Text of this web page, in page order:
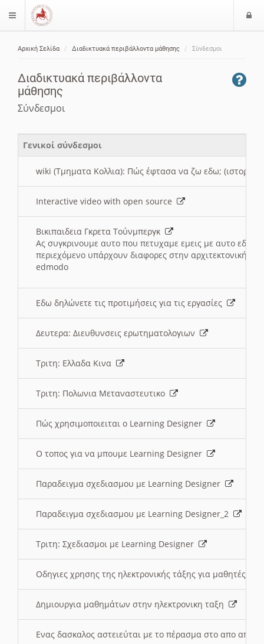
$langMenu
Αρχική Σελίδα Διαδικτυακά περιβάλλοντα μάθησης Σύνδεσμοι
Διαδικτυακά περιβάλλοντα
μάθησης
Σύνδεσμοι
Γενικοί σύνδεσμοι
wiki (Τμηματα Κολλια): Πώς έφτασα να ζω εδω; (ιστορια)
Interactive video with open source
Βικιπαιδεια Γκρετα Τούνμπεργκ
Ας συγκρινουμε αυτο που πετυχαμε εμεις με αυτο εδω
περιεχόμενο υπάρχουν διαφορες στην αρχιτεκτονική
edmodo
Εδω δηλώνετε τις προτιμήσεις για τις εργασίες
Δευτερα: Διευθυνσεις ερωτηματολογιων
Τριτη: Ελλαδα Κινα
Τριτη: Πολωνια Μεταναστευτικο
Πώς χρησιμοποιειται ο Learning Designer
O τοπος για να μπουμε Learning Designer
Παραδειγμα σχεδιασμου με Learning Designer
Παραδειγμα σχεδιασμου με Learning Designer_2
Τριτη: Σχεδιασμοι με Learning Designer
Οδηγιες χρησης της ηλεκτρονικής τάξης για μαθητές
Δημιουργια μαθημάτων στην ηλεκτρονικη ταξη
Ενας δασκαλος αστειεύται με το πέρασμα στο απο